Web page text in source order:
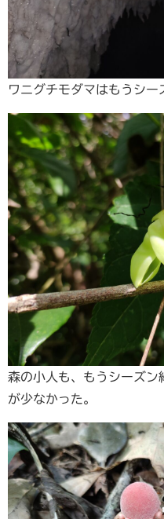
ワニグチモダマはもうシー
森の小人も、もうシーズン
が少なかった。